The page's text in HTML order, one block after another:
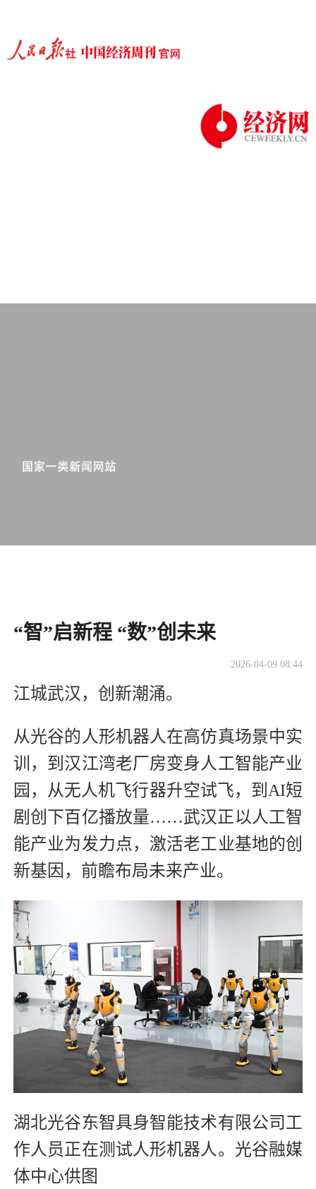
‍‍“智”启新程 “数”创未来
2026-04-09 08:44
江城武汉，创新潮涌。
从光谷的人形机器人在高仿真场景中实
训，到汉江湾老厂房变身人工智能产业
园，从无人机飞行器升空试飞，到AI短
剧创下百亿播放量……武汉正以人工智
能产业为发力点，激活老工业基地的创
新基因，前瞻布局未来产业。
湖北光谷东智具身智能技术有限公司工
作人员正在测试人形机器人。光谷融媒
体中心供图